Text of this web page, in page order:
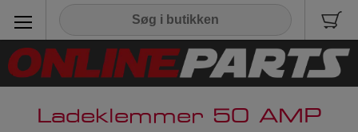
Ladeklemmer 50 AMP